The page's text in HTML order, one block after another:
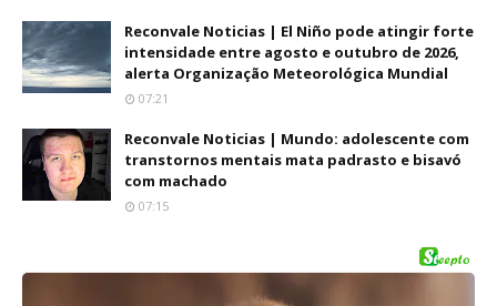
Reconvale Noticias | El Niño pode atingir forte
intensidade entre agosto e outubro de 2026,
alerta Organização Meteorológica Mundial
07:21
Reconvale Noticias | Mundo: adolescente com
transtornos mentais mata padrasto e bisavó
com machado
07:15